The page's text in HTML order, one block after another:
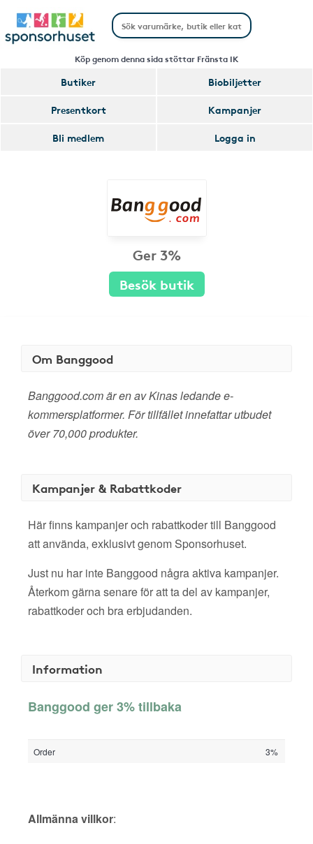
Köp genom denna sida stöttar Fränsta IK
Butiker
Biobiljetter
Presentkort
Kampanjer
Bli medlem
Logga in
Ger 3%
Besök butik
Om Banggood
Banggood.com är en av Kinas ledande e-
kommersplatformer. För tillfället innefattar utbudet
över 70,000 produkter.
Kampanjer & Rabattkoder
Här finns kampanjer och rabattkoder till Banggood
att använda, exklusivt genom Sponsorhuset.
Just nu har inte Banggood några aktiva kampanjer.
Återkom gärna senare för att ta del av kampanjer,
rabattkoder och bra erbjudanden.
Information
Banggood ger 3% tillbaka
Order 3%
Allmänna villkor: